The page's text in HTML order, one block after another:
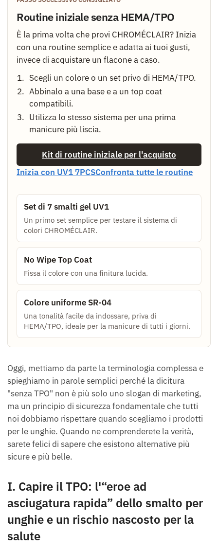
Routine iniziale senza HEMA/TPO
È la prima volta che provi CHROMÉCLAIR? Inizia
con una routine semplice e adatta ai tuoi gusti,
invece di acquistare un flacone a caso.
Scegli un colore o un set privo di HEMA/TPO.
Abbinalo a una base e a un top coat
compatibili.
Utilizza lo stesso sistema per una prima
manicure più liscia.
Kit di routine iniziale per l'acquisto
Inizia con UV1 7PCSConfronta tutte le routine
Set di 7 smalti gel UV1
Un primo set semplice per testare il sistema di
colori CHROMÉCLAIR.
No Wipe Top Coat
Fissa il colore con una finitura lucida.
Colore uniforme SR-04
Una tonalità facile da indossare, priva di
HEMA/TPO, ideale per la manicure di tutti i giorni.
Oggi, mettiamo da parte la terminologia complessa e
spieghiamo in parole semplici perché la dicitura
"senza TPO" non è più solo uno slogan di marketing,
ma un principio di sicurezza fondamentale che tutti
noi dobbiamo rispettare quando scegliamo i prodotti
per le unghie. Quando ne comprenderete la verità,
sarete felici di sapere che esistono alternative più
sicure e più belle.
I. Capire il TPO: l'“eroe ad
asciugatura rapida” dello smalto per
unghie e un rischio nascosto per la
salute